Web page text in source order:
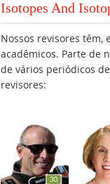
Isotopes And
Nossos revisores têm,
acadêmicos. Parte de
de vários periódicos
revisores: